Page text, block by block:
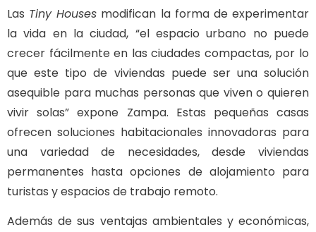
Las Tiny Houses modifican la forma de experimentar
la vida en la ciudad, “el espacio urbano no puede
crecer fácilmente en las ciudades compactas, por lo
que este tipo de viviendas puede ser una solución
asequible para muchas personas que viven o quieren
vivir solas” expone Zampa. Estas pequeñas casas
ofrecen soluciones habitacionales innovadoras para
una variedad de necesidades, desde viviendas
permanentes hasta opciones de alojamiento para
turistas y espacios de trabajo remoto.
Además de sus ventajas ambientales y económicas,